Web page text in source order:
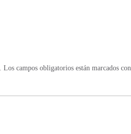
Los campos obligatorios están marcados con